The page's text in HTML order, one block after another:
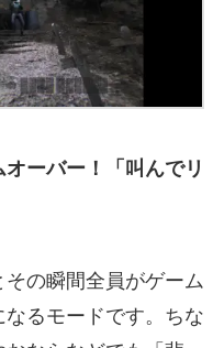
ーバー！「叫んでリ
の瞬間全員がゲーム
るモードです。ちな